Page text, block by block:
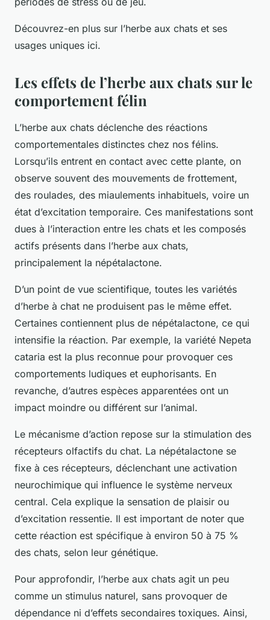
Découvrez-en plus sur l’herbe aux chats et ses
usages uniques ici.
Les effets de l’herbe aux chats sur le
comportement félin
L’herbe aux chats déclenche des réactions
comportementales distinctes chez nos félins.
Lorsqu’ils entrent en contact avec cette plante, on
observe souvent des mouvements de frottement,
des roulades, des miaulements inhabituels, voire un
état d’excitation temporaire. Ces manifestations sont
dues à l’interaction entre les chats et les composés
actifs présents dans l’herbe aux chats,
principalement la népétalactone.
D’un point de vue scientifique, toutes les variétés
d’herbe à chat ne produisent pas le même effet.
Certaines contiennent plus de népétalactone, ce qui
intensifie la réaction. Par exemple, la variété Nepeta
cataria est la plus reconnue pour provoquer ces
comportements ludiques et euphorisants. En
revanche, d’autres espèces apparentées ont un
impact moindre ou différent sur l’animal.
Le mécanisme d’action repose sur la stimulation des
récepteurs olfactifs du chat. La népétalactone se
fixe à ces récepteurs, déclenchant une activation
neurochimique qui influence le système nerveux
central. Cela explique la sensation de plaisir ou
d’excitation ressentie. Il est important de noter que
cette réaction est spécifique à environ 50 à 75 %
des chats, selon leur génétique.
Pour approfondir, l’herbe aux chats agit un peu
comme un stimulus naturel, sans provoquer de
dépendance ni d’effets secondaires toxiques. Ainsi,